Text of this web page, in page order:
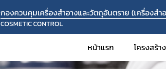
กองควบคุมเครื่องสำอางและวัตถุอันตราย (เครื่องสำ
COSMETIC CONTROL
หน้าแรก โครงสร้า